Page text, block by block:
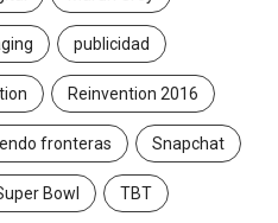
publicidad
Reinvention 2016
fronteras Snapchat
Bowl TBT